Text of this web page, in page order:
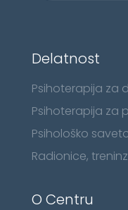
Delatnost
Psihoterapija za
Psihoterapija za
Psihološko
Radionice,
O Centru